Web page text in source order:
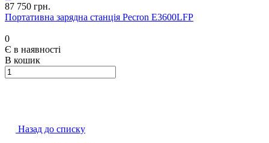
87 750 грн.
Портативна зарядна станція Pecron E3600LFP
0
Є в наявності
В кошик
Назад до списку